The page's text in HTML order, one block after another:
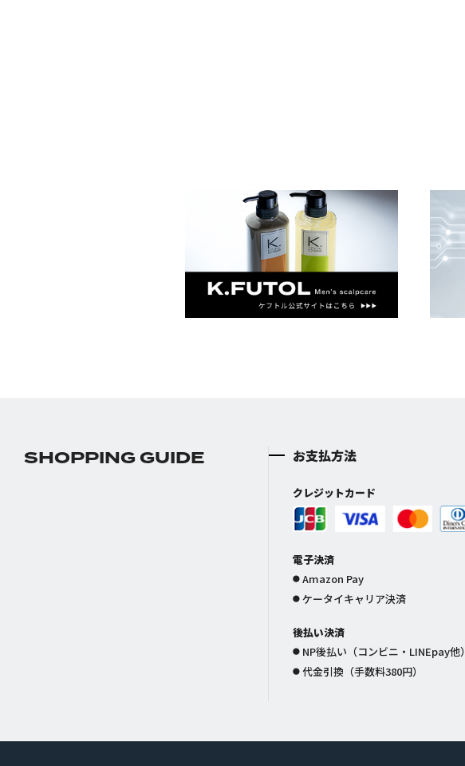
SHOPPING GUIDE お支払方法
クレジットカード
電子決済
Amazon Pay
ケータイキャリア決済
後払い決済
NP後払い（コンビニ・LINEpay他）
代金引換（手数料380円）